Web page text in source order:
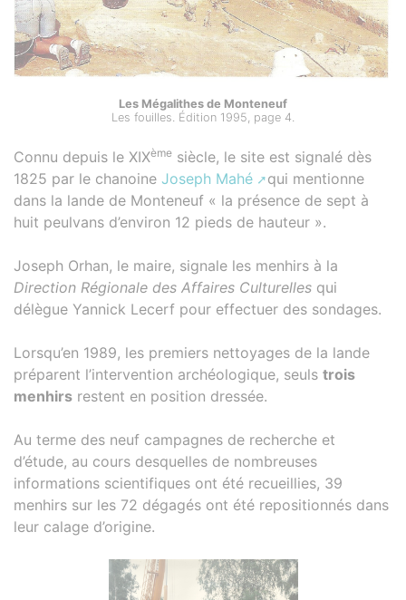
Les Mégalithes de Monteneuf
Les fouilles. Édition 1995, page 4.
Connu depuis le XIXème siècle, le site est signalé dès
1825 par le chanoine Joseph Mahé
qui mentionne
dans la lande de Monteneuf « la présence de sept à
huit peulvans d’environ 12 pieds de hauteur ».
Joseph Orhan, le maire, signale les menhirs à la
Direction Régionale des Affaires Culturelles qui
délègue Yannick Lecerf pour effectuer des sondages.
Lorsqu’en 1989, les premiers nettoyages de la lande
préparent l’intervention archéologique, seuls trois
menhirs restent en position dressée.
Au terme des neuf campagnes de recherche et
d’étude, au cours desquelles de nombreuses
informations scientifiques ont été recueillies, 39
menhirs sur les 72 dégagés ont été repositionnés dans
leur calage d’origine.